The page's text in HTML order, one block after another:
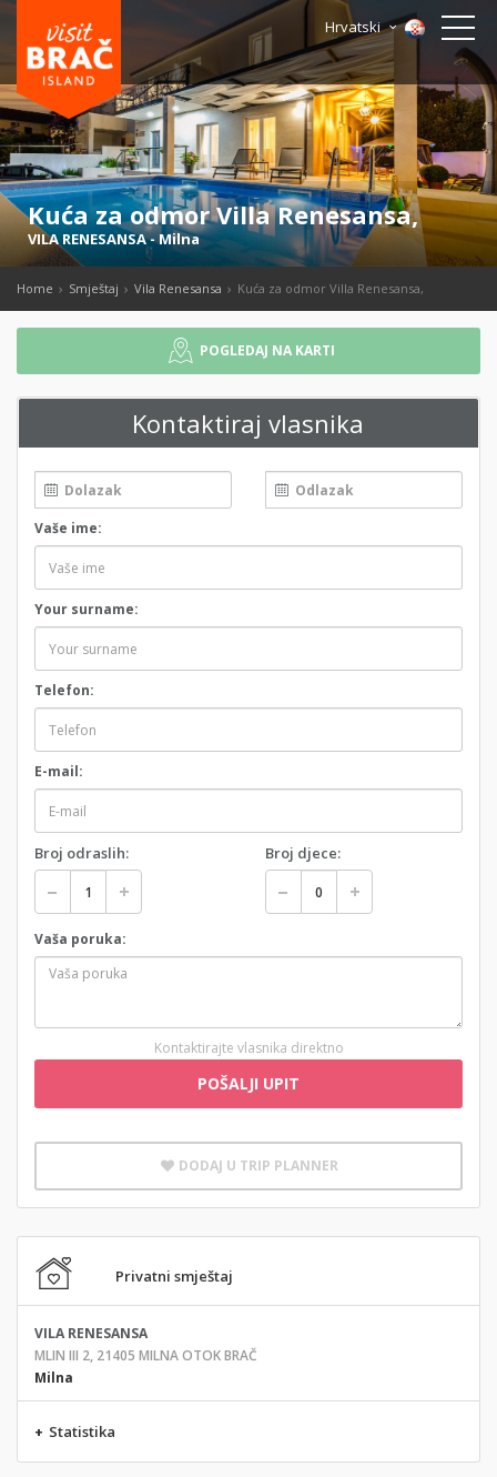
Hrvatski
Kuća za odmor Villa Renesansa,
VILA RENESANSA-Milna
Home Smještaj Vila Renesansa Kuća za odmor Villa Renesansa,
POGLEDAJ NA KARTI
Kontaktiraj vlasnika
Vaše ime:
Your surname:
Telefon:
E-mail:
Broj odraslih: Broj djece:
Vaša poruka:
Kontaktirajte vlasnika direktno
POŠALJI UPIT
DODAJ U TRIP PLANNER
Privatni smještaj
VILA RENESANSA
MLIN III 2, 21405 MILNA OTOK BRAČ
Milna
+ Statistika